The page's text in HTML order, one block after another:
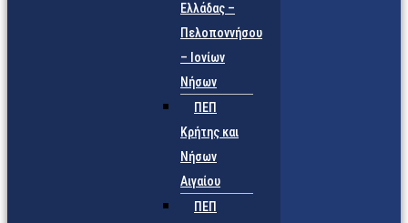
Ελλάδας –
Πελοποννήσου
– Ιονίων
Νήσων
ΠΕΠ
Κρήτης και
Νήσων
Αιγαίου
ΠΕΠ